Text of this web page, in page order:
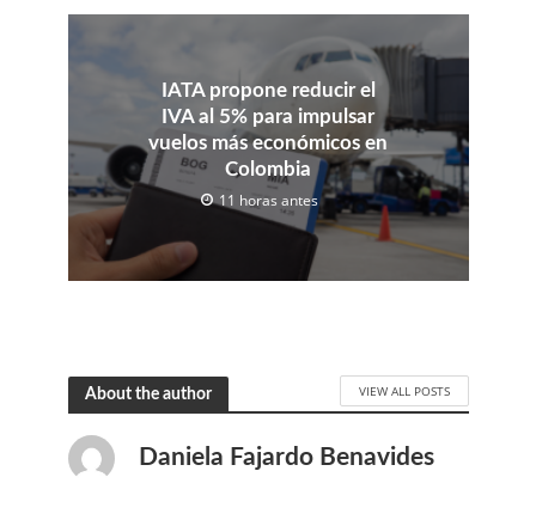
IATA propone reducir el
IVA al 5% para impulsar
vuelos más económicos en
Colombia
11 horas antes
About the author VIEW ALL POSTS
Daniela Fajardo Benavides